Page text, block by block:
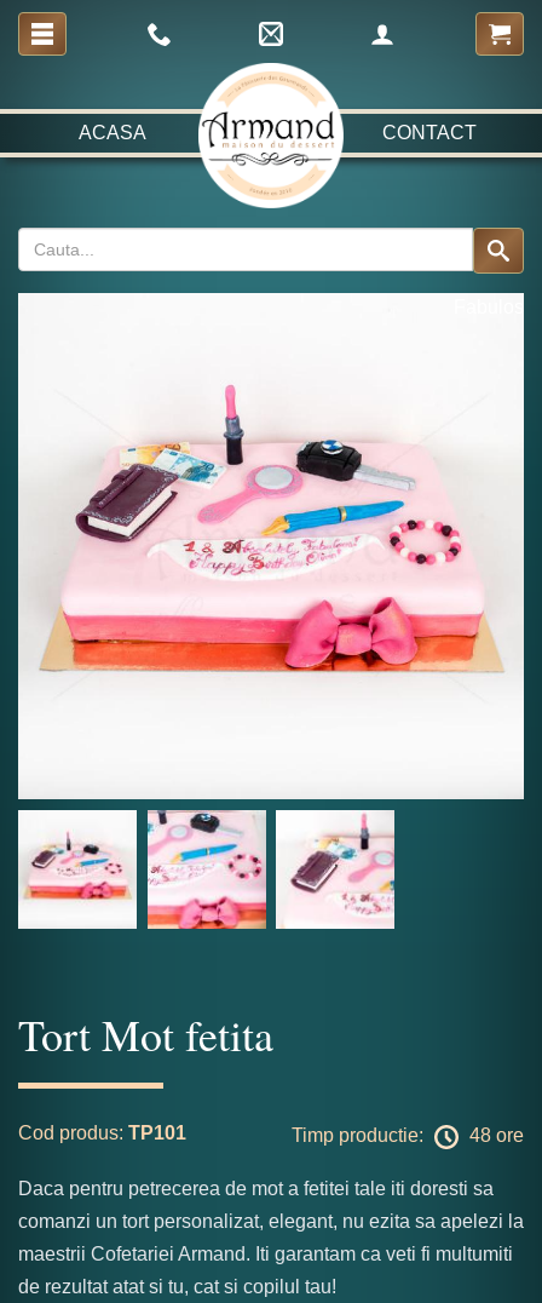
ACASA CONTACT
Tort Mot fetita
Cod produs: TP101 Timp productie: 48 ore
Daca pentru petrecerea de mot a fetitei tale iti doresti sa
comanzi un tort personalizat, elegant, nu ezita sa apelezi la
maestrii Cofetariei Armand. Iti garantam ca veti fi multumiti
de rezultat atat si tu, cat si copilul tau!